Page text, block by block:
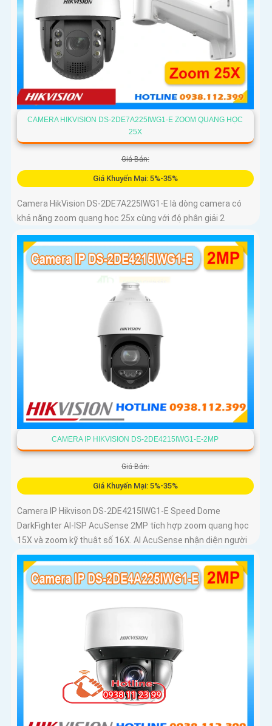
CAMERA HIKVISION DS-2DE7A225IWG1-E ZOOM QUANG HỌC
25X
Giá Bán:
Giá Khuyến Mại: 5%-35%
Camera HikVision DS-2DE7A225IWG1-E là dòng camera có
khả năng zoom quang học 25x cùng với độ phân giải 2
CAMERA IP HIKVISION DS-2DE4215IWG1-E-2MP
Giá Bán:
Giá Khuyến Mại: 5%-35%
Camera IP Hikvison DS-2DE4215IWG1-E Speed Dome
DarkFighter AI-ISP AcuSense 2MP tích hợp zoom quang học
15X và zoom kỹ thuật số 16X. AI AcuSense nhận diện người
và phương tiện và cảnh báo chủ động